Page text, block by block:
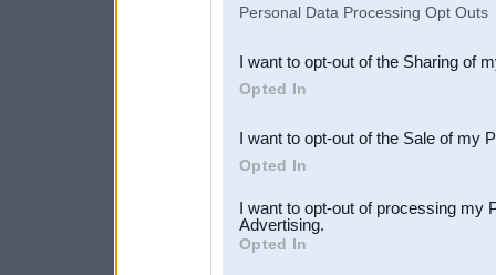
Downstream Participants
third parties.
Personal Data Processing Opt Outs
I want to opt-out of the Sharing of
Opted In
I want to opt-out of the Sale of my
Opted In
I want to opt-out of processing my
Advertising.
Opted In